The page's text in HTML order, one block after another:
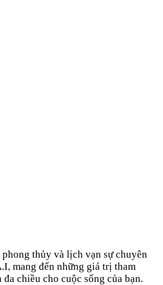
thủy và lịch vạn sự chuyên
mang đến những giá trị tham
chiều cho cuộc sống của bạn.